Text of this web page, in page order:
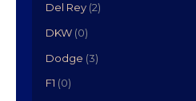
Del Rey (2)
DKW (0)
Dodge (3)
F1 (0)